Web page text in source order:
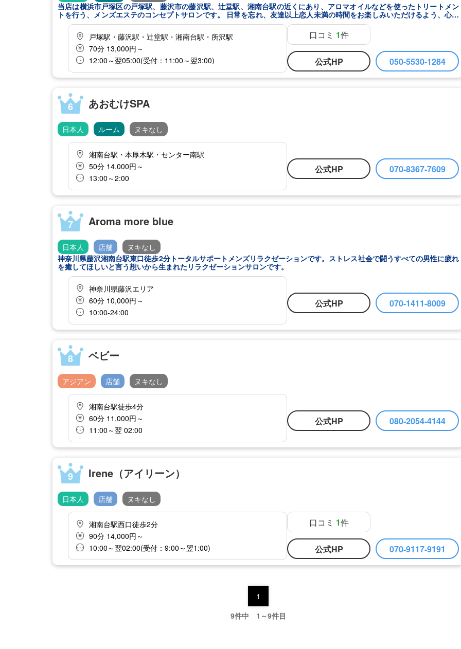
当店は横浜市戸塚区の戸塚駅、藤沢市の藤沢駅、辻堂駅、湘南台駅の近くにあり、アロマオイルなどを使ったトリートメン
トを行う、メンズエステのコンセプトサロンです。 日常を忘れ、友達以上恋人未満の時間をお楽しみいただけるよう、心の
距離感が近い接客を心掛けております。 セラピストとの甘酢っぱい時間とドキドキ体験をお楽しみいただき、リフレッシュ
してくださいませ。
戸塚駅・藤沢駅・辻堂駅・湘南台駅・所沢駅
70分 13,000円～
12:00～翌05:00(受付：11:00～翌3:00)
口コミ 1件
公式HP 050-5530-1284
6 あおむけSPA
日本人 ルーム ヌキなし
湘南台駅・本厚木駅・センター南駅
50分 14,000円～
13:00～2:00
公式HP 070-8367-7609
7 Aroma more blue
日本人 店舗
ヌキなし
神奈川県藤沢湘南台駅東口徒歩2分トータルサポートメンズリラクゼーションです。ストレス社会で闘うすべての男性に疲れ
を癒してほしいと言う想いから生まれたリラクゼーションサロンです。
神奈川県藤沢エリア
60分 10,000円～
10:00-24:00
公式HP 070-1411-8009
8 ベビー
アジアン 店舗 ヌキなし
湘南台駅徒歩4分
60分 11,000円～
11:00～翌 02:00
公式HP 080-2054-4144
9 Irene（アイリーン）
日本人 店舗 ヌキなし
湘南台駅西口徒歩2分
90分 14,000円～
10:00～翌02:00(受付：9:00～翌1:00)
口コミ 1件
公式HP 070-9117-9191
1
9件中 1～9件目